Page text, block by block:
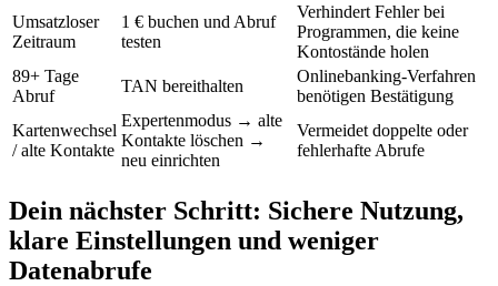
Umsatzloser
Zeitraum
1 € buchen und Abruf
testen
Verhindert Fehler bei
Programmen, die keine
Kontostände holen
89+ Tage
Abruf
TAN bereithalten
Onlinebanking‑Verfahren
benötigen Bestätigung
Kartenwechsel
/ alte Kontakte
Expertenmodus → alte
Kontakte löschen →
neu einrichten
Vermeidet doppelte oder
fehlerhafte Abrufe
Dein nächster Schritt: Sichere Nutzung,
klare Einstellungen und weniger
Datenabrufe